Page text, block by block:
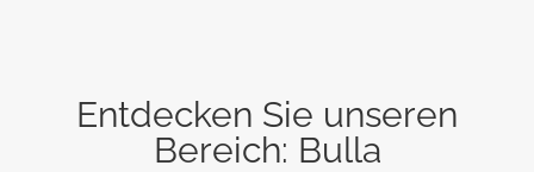
Entdecken Sie unseren
Bereich: Bulla